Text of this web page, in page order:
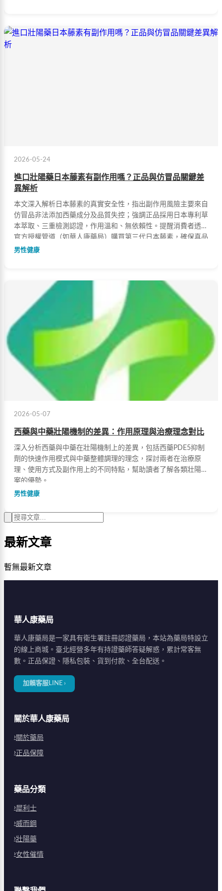
2026-05-24
進口壯陽藥日本藤素有副作用嗎？正品與仿冒品關鍵差
異解析
本文深入解析日本藤素的真實安全性，指出副作用風險主要來自
仿冒品非法添加西藥成分及品質失控；強調正品採用日本專利草
本萃取、三重檢測認證，作用溫和、無依賴性。提醒消費者透過
官方授權管道（如華人康藥局）購買第三代日本藤素，確保真品
保障與專業指導。
男性健康
2026-05-07
西藥與中藥壯陽機制的差異：作用原理與治療理念對比
深入分析西藥與中藥在壯陽機制上的差異，包括西藥PDE5抑制
劑的快速作用模式與中藥整體調理的理念，探討兩者在治療原
理、使用方式及副作用上的不同特點，幫助讀者了解各類壯陽方
案的優勢。
男性健康
最新文章
暫無最新文章
華人康藥局
華人康藥局是一家具有衛生署註冊認證藥局，本站為藥局特設立
的線上商城。臺北經營多年有持證藥師答疑解惑，累計常客無
數。正品保證、隱私包裝、貨到付款、全台配送。
加賴客服LINE ›
關於華人康藥局
關於藥局
正品保障
藥品分類
犀利士
威而鋼
壯陽藥
女性催情